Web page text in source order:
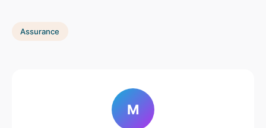
Assurance
M